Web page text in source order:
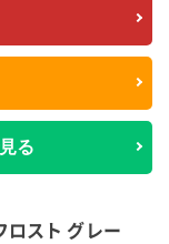
る
ロスト グレー